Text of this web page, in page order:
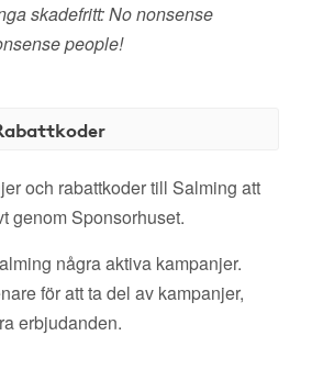
skadefritt: No nonsense
people!
och rabattkoder till Salming att
genom Sponsorhuset.
några aktiva kampanjer.
för att ta del av kampanjer,
erbjudanden.